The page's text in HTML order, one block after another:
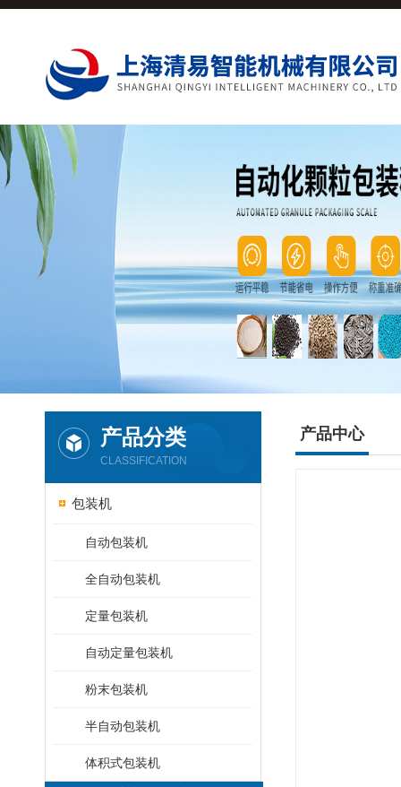
产品分类
CLASSIFICATION
包装机
自动包装机
全自动包装机
定量包装机
自动定量包装机
粉末包装机
半自动包装机
体积式包装机
产品中心